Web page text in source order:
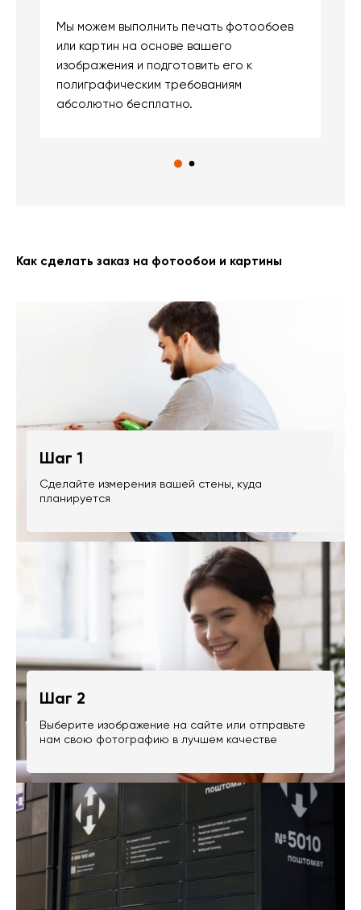
Мы можем выполнить печать фотообоев
или картин на основе вашего
изображения и подготовить его к
полиграфическим требованиям
абсолютно бесплатно.
Как сделать заказ на фотообои и картины
Шаг 1
Сделайте измерения вашей стены, куда
планируется
Шаг 2
Выберите изображение на сайте или отправьте
нам свою фотографию в лучшем качестве